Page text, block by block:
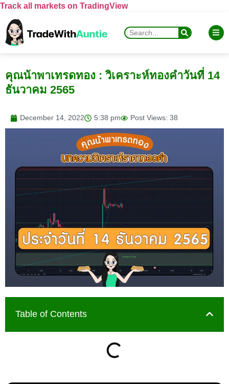
Track all markets on TradingView
คุณน้าพาเทรดทอง : วิเคราะห์ทองคำวันที่ 14
ธันวาคม 2565
December 14, 2022 5:38 pm Post Views: 38
Table of Contents